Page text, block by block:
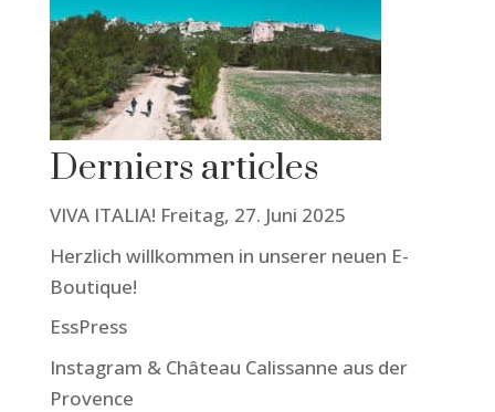
Derniers articles
VIVA ITALIA! Freitag, 27. Juni 2025
Herzlich willkommen in unserer neuen E-
Boutique!
EssPress
Instagram & Château Calissanne aus der
Provence